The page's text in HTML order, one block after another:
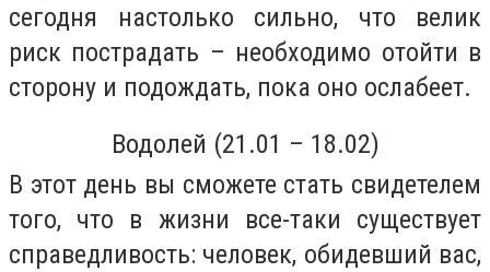
сегодня настолько сильно, что велик
риск пострадать – необходимо отойти в
сторону и подождать, пока оно ослабеет.
Водолей (21.01 – 18.02)
В этот день вы сможете стать свидетелем
того, что в жизни все-таки существует
справедливость: человек, обидевший вас,